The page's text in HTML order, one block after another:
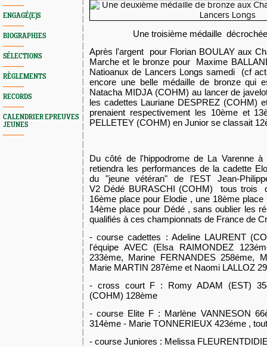
ENGAGÉ(E)S
BIOGRAPHIES
SÉLECTIONS
RÈGLEMENTS
RECORDS
CALENDRIER EPREUVES
JEUNES
Une troisième médaille
Après l'argent pour Florian BOULAY aux
Marche et le bronze pour Maxime
Natioanux de Lancers Longs samedi (cf
encore une belle médaille de bronze qui
Natacha MIDJA (COHM) au lancer de
les cadettes Lauriane DESPREZ (COHM)
prenaient respectivement les 10ème et
PELLETEY (COHM) en Junior se classait
Du côté de l'hippodrome de La Varenne
retiendra les performances de la cadette
du "jeune vétéran" de l'EST Jean-
V2 Dédé BURASCHI (COHM) tous trois
16ème place pour Elodie , une 18ème
14ème place pour Dédé , sans oublier les
qualifiés à ces championnats de France de
- course cadettes : Adeline LAURENT
l'équipe AVEC (Elsa RAIMONDEZ
233ème, Marine FERNANDES 258éme,
Marie MARTIN 287ème et Naomi LALLOZ
- cross court F : Romy ADAM (EST)
(COHM) 128ème
- course Elite F : Marlène VANNESON
314ème - Marie TONNERIEUX 423éme ,
- course Juniores : Melissa